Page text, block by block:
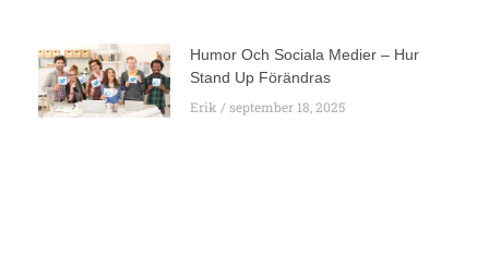
Humor Och Sociala Medier – Hur
Stand Up Förändras
Erik
september 18, 2025